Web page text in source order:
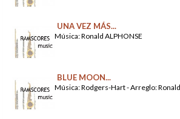
UNA VEZ MÁS...
Música: Ronald ALPHONSE
BLUE MOON...
Música: Rodgers-Hart - Arreglo: